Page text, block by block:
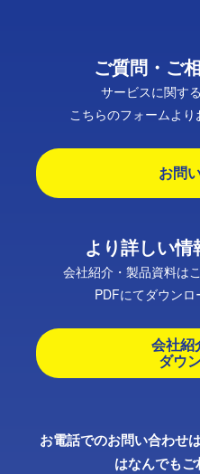
ご質問・ご
サービスに関す
こちらのフォームより
お問
より詳しい
会社紹介・製品資料は
PDFにてダウンロ
会社紹
ダウ
お電話でのお問い合わせ
はなんでもご